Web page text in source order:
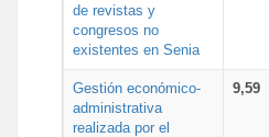
de revistas y
congresos no
existentes en Senia
Gestión económico-
administrativa
realizada por el
9,59